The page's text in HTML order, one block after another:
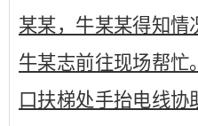
某某，牛某某得知情
牛某志前往现场帮忙
口扶梯处手抬电线